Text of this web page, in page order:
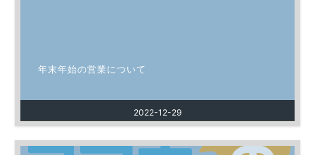
2022-12-29
年末年始の営業について